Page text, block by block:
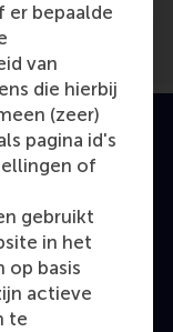
bepaalde
van
die hierbij
(zeer)
pagina id's
of
gebruikt
in het
op basis
actieve
te